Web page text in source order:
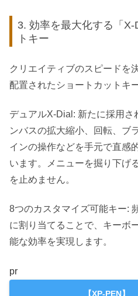
3. 効率を最大化する「
トキー
クリエイティブのスピードを
配置されたショートカットキ
デュアルX-Dial: 新たに採用さ
ンバスの拡大縮小、回転、ブ
インの操作などを手元で直感
います。メニューを掘り下げ
を止めません。
8つのカスタマイズ可能キー:
に割り当てることで、キーボ
能な効率を実現します。
pr
【XP-PEN】